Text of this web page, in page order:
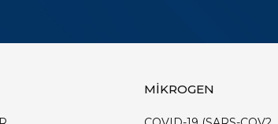
MİKROGEN